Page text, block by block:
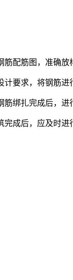
筋配筋图，准确放
计要求，将钢筋进
筋绑扎完成后，进
完成后，应及时进